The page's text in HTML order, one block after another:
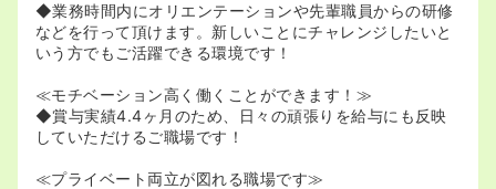
◆業務時間内にオリエンテーションや先輩職員からの研修
などを行って頂けます。新しいことにチャレンジしたいと
いう方でもご活躍できる環境です！
≪モチベーション高く働くことができます！≫
◆賞与実績4.4ヶ月のため、日々の頑張りを給与にも反映
していただけるご職場です！
≪プライベート両立が図れる職場です≫